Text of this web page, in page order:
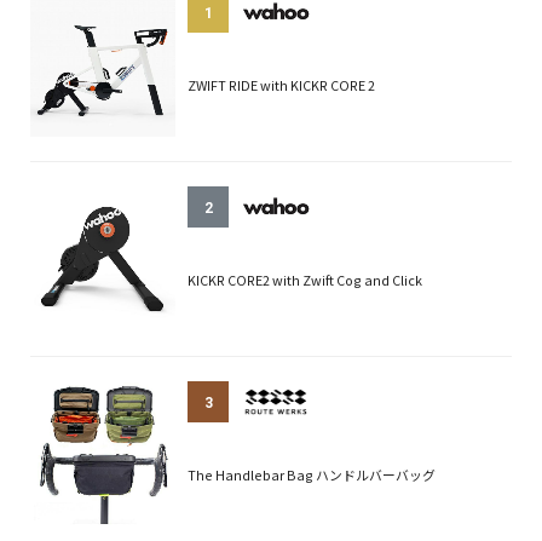
1
ZWIFT RIDE with KICKR CORE 2
2
KICKR CORE2 with Zwift Cog and Click
3
The Handlebar Bag ハンドルバーバッグ